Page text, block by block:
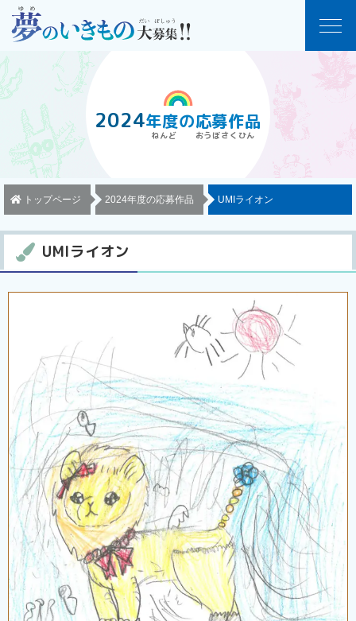
2024年度の応募作品
トップページ 2024年度の応募作品 UMIライオン
UMIライオン